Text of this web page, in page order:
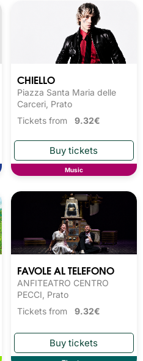
CHIELLO
Piazza Santa Maria delle
Carceri, Prato
Tickets from 9.32€
Music
FAVOLE AL TELEFONO
ANFITEATRO CENTRO
PECCI, Prato
Tickets from 9.32€